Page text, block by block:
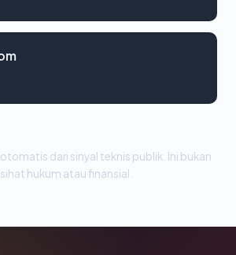
dari sinyal teknis publik. Ini bukan
hukum atau finansial.